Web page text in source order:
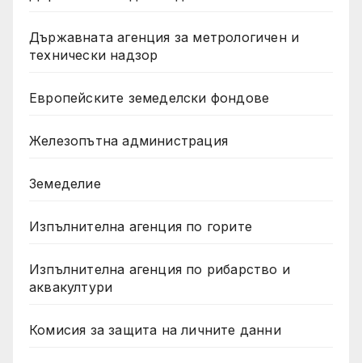
Държавната агенция за метрологичен и
технически надзор
Европейските земеделски фондове
Железопътна администрация
Земеделие
Изпълнителна агенция по горите
Изпълнителна агенция по рибарство и
аквакултури
Комисия за защита на личните данни